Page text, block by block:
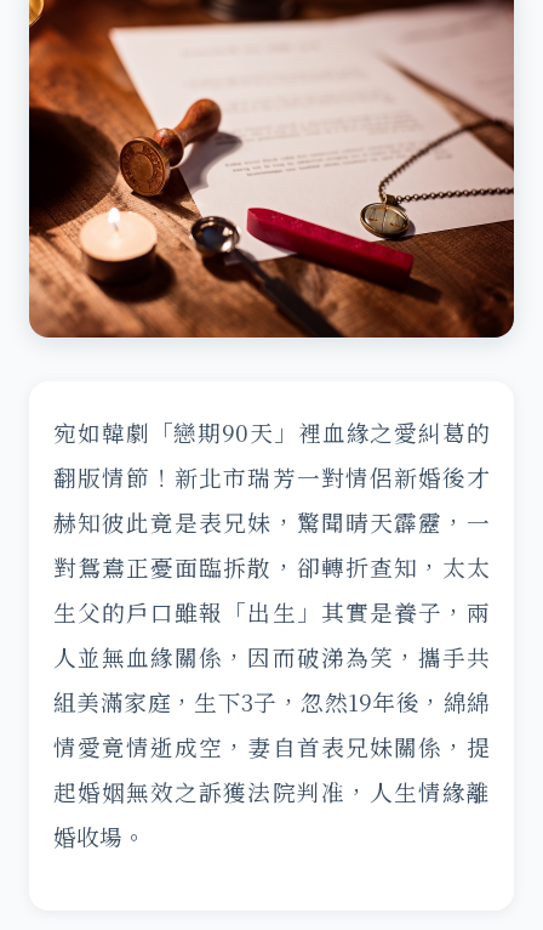
宛如韓劇「戀期90天」裡血緣之愛糾葛的
翻版情節！新北市瑞芳一對情侶新婚後才
赫知彼此竟是表兄妹，驚聞晴天霹靂，一
對鴛鴦正憂面臨拆散，卻轉折查知，太太
生父的戶口雖報「出生」其實是養子，兩
人並無血緣關係，因而破涕為笑，攜手共
組美滿家庭，生下3子，忽然19年後，綿綿
情愛竟情逝成空，妻自首表兄妹關係，提
起婚姻無效之訴獲法院判准，人生情緣離
婚收場。